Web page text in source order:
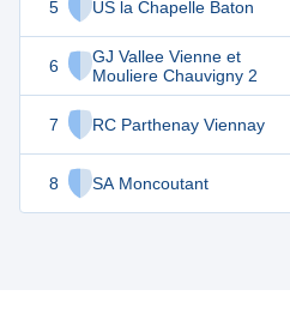
5 US la Chapelle Baton
6
GJ Vallee Vienne et
Mouliere Chauvigny 2
7 RC Parthenay Viennay
8 SA Moncoutant
9
5 7
1 7